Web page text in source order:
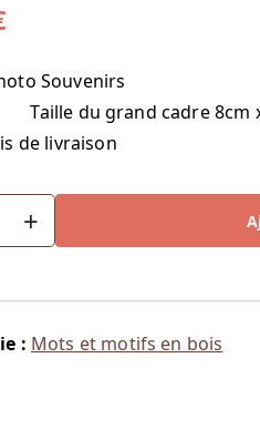
Souvenirs
Taille du grand cadre 8cm
de livraison
+
: Mots et motifs en bois